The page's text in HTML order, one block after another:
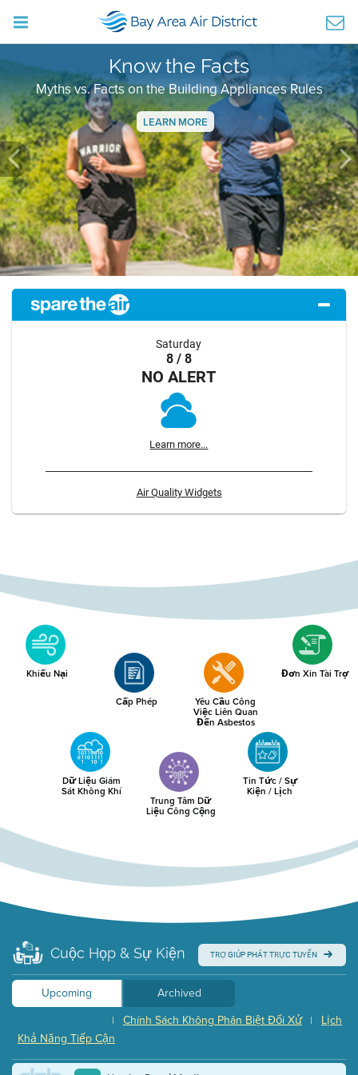
Know the Facts
Myths vs. Facts on the Building Appliances Rules
LEARN MORE
Previous
Saturday
8 / 8
NO ALERT
Learn more...
Air Quality Widgets
Khiếu Nại
Cấp Phép Yêu Cầu Công
Việc Liên Quan
Đến Asbestos
Đơn Xin Tài Trợ
Dữ Liệu Giám
Sát Không Khí
Trung Tâm Dữ
Liệu Công Cộng
Tin Tức / Sự
Kiện / Lịch
Cuộc Họp & Sự Kiện TRỢ GIÚP PHÁT TRỰC TUYẾN
Upcoming
Archived
Lịch
|
Chính Sách Không Phân Biệt Đối Xử
|
Khả Năng Tiếp Cận